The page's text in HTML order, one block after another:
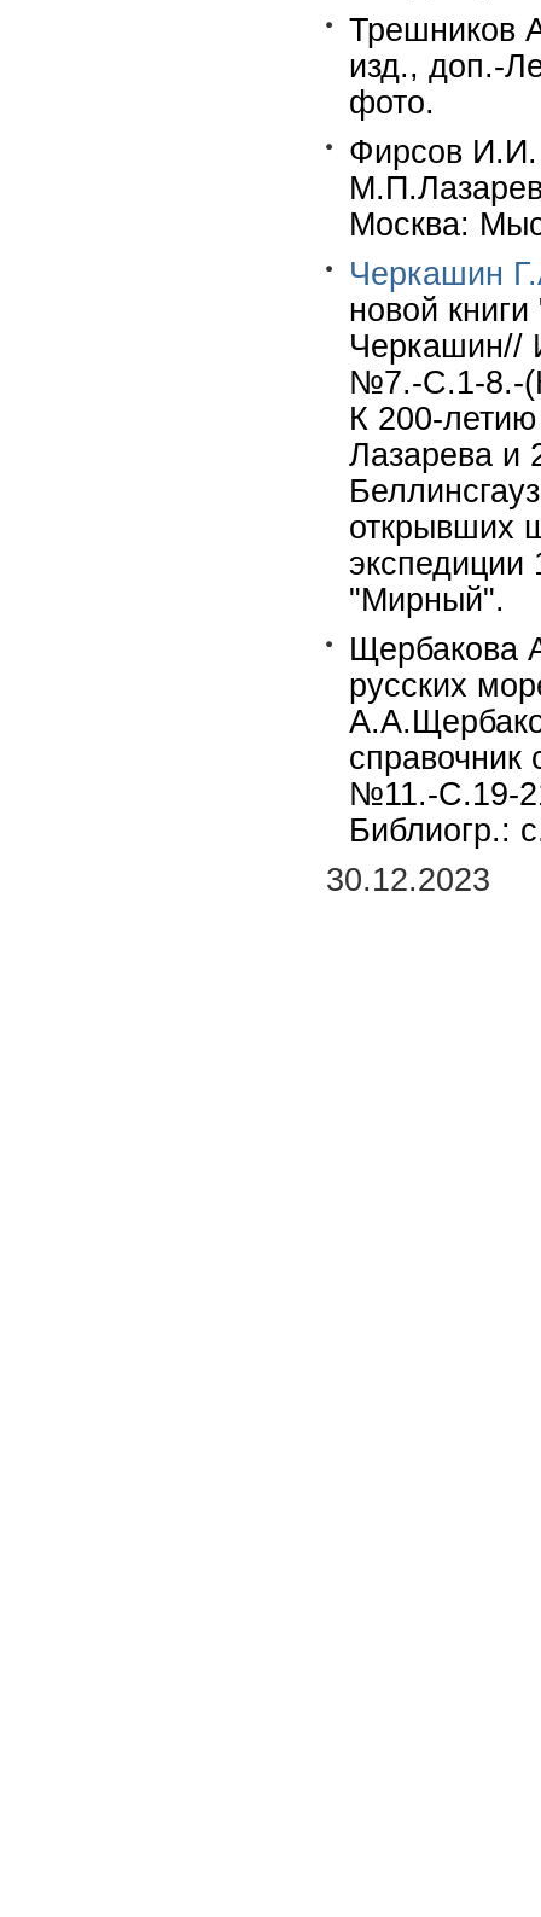
Трешников
изд., доп.-
фото.
Фирсов И.И.
Москва:
Черкашин
новой
Черкашин//
№7.-С.1-8.-
К 200-
Лазарева и
открывших
экспедиции
"Мирный".
Щербакова
русских
справочник
№11.-С.19-
Библиогр.:
30.12.2023